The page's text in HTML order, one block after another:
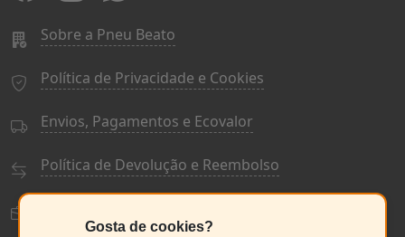
Sobre a Pneu Beato
Política de Privacidade e Cookies
Envios, Pagamentos e Ecovalor
Política de Devolução e Reembolso
Gosta de cookies?